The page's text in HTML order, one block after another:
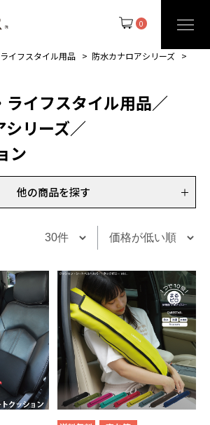
0
イフスタイル用品
防水カナロアシリーズ
ライフスタイル用品／
シリーズ／
ン
他の商品を探す